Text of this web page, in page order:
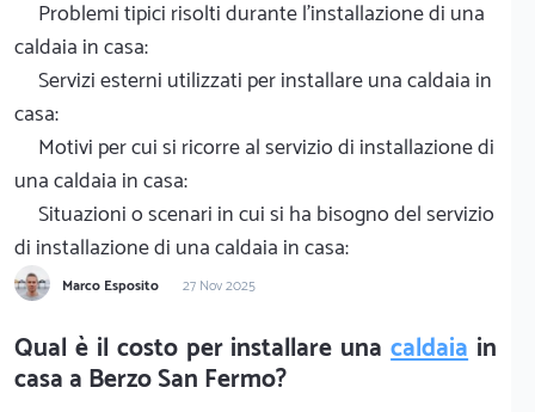
Problemi tipici risolti durante l'installazione di una
caldaia in casa:
Servizi esterni utilizzati per installare una caldaia in
casa:
Motivi per cui si ricorre al servizio di installazione di
una caldaia in casa:
Situazioni o scenari in cui si ha bisogno del servizio
di installazione di una caldaia in casa:
Marco Esposito 27 Nov 2025
Qual è il costo per installare unacaldaia in
casa a Berzo San Fermo?